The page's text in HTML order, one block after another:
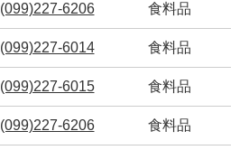
(099)227-6206 食料品
(099)227-6014 食料品
(099)227-6015 食料品
(099)227-6206 食料品